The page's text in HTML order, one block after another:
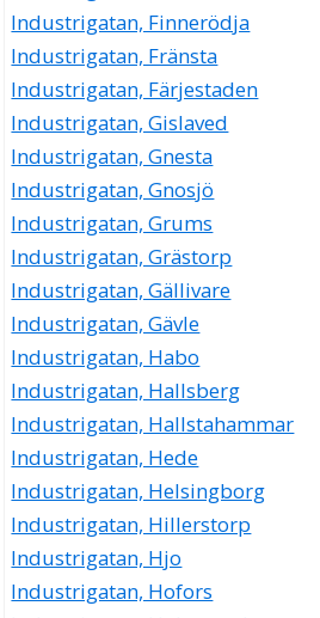
Industrigatan, Finnerödja
Industrigatan, Fränsta
Industrigatan, Färjestaden
Industrigatan, Gislaved
Industrigatan, Gnesta
Industrigatan, Gnosjö
Industrigatan, Grums
Industrigatan, Grästorp
Industrigatan, Gällivare
Industrigatan, Gävle
Industrigatan, Habo
Industrigatan, Hallsberg
Industrigatan, Hallstahammar
Industrigatan, Hede
Industrigatan, Helsingborg
Industrigatan, Hillerstorp
Industrigatan, Hjo
Industrigatan, Hofors